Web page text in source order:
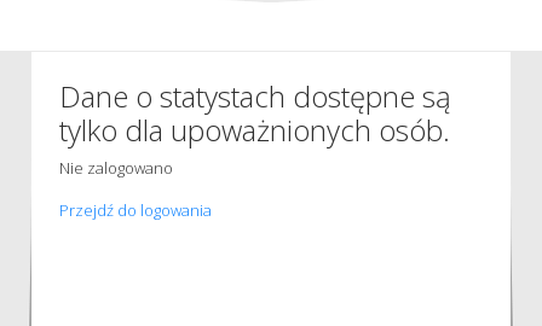
Dane o statystach dostępne są
tylko dla upoważnionych osób.
Nie zalogowano
Przejdź do logowania